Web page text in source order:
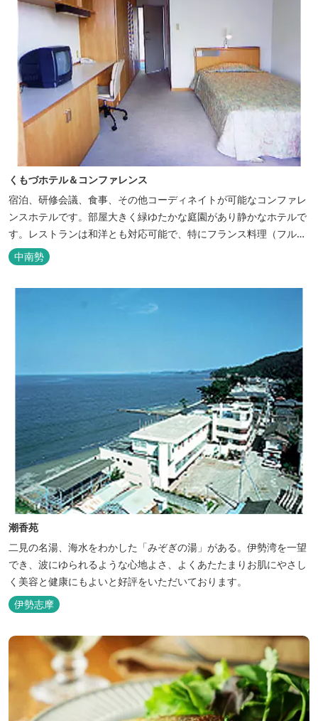
くもづホテル＆コンファレンス
宿泊、研修会議、食事、その他コーディネイトが可能なコンファレ
ンスホテルです。部屋大きく緑ゆたかな庭園があり静かなホテルで
す。レストランは和洋とも対応可能で、特にフランス料理（フルコ
ース）が人気あり是非ご賞味ください。
中南勢
潮香苑
二見の名湯、海水をわかした「みぞぎの湯」がある。伊勢湾を一望
でき、波にゆられるような心地よさ、よくあたたまりお肌にやさし
く美容と健康にもよいと好評をいただいております。
伊勢志摩